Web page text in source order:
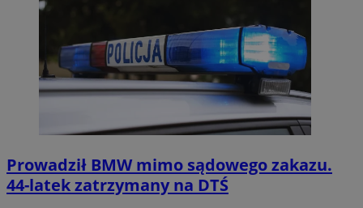
Prowadził BMW mimo sądowego zakazu.
44-latek zatrzymany na DTŚ